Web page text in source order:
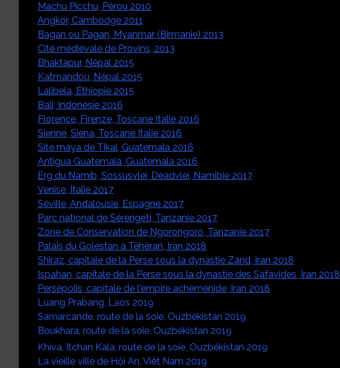
Machu Picchu, Pérou 2010
Angkor, Cambodge 2011
Bagan ou Pagan, Myanmar (Birmanie) 2013
Cité médiévale de Provins, 2013
Bhaktapur, Népal 2015
Katmandou, Népal 2015
Lalibela, Éthiopie 2015
Bali, Indonésie 2016
Florence, Firenze, Toscane Italie 2016
Sienne, Siena, Toscane Italie 2016
Site maya de Tikal, Guatemala 2016
Antigua Guatemala, Guatemala 2016
Erg du Namib, Sossusvlei, Deadvlei, Namibie 2017
Venise, Italie 2017
Séville, Andalousie, Espagne 2017
Parc national de Sérengeti, Tanzanie 2017
Zone de Conservation de Ngorongoro, Tanzanie 2017
Palais du Golestan à Téhéran, Iran 2018
Shiraz, capitale de la Perse sous la dynastie Zand, Iran 2018
Ispahan, capitale de la Perse sous la dynastie des Safavides, Iran 2018
Persépolis, capitale de l'empire achéménide, Iran 2018
Luang Prabang, Laos 2019
Samarcande, route de la soie, Ouzbékistan 2019
Boukhara, route de la soie, Ouzbékistan 2019
Khiva, Itchan Kala, route de la soie, Ouzbékistan 2019
La vieille ville de Hội An, Viêt Nam 2019